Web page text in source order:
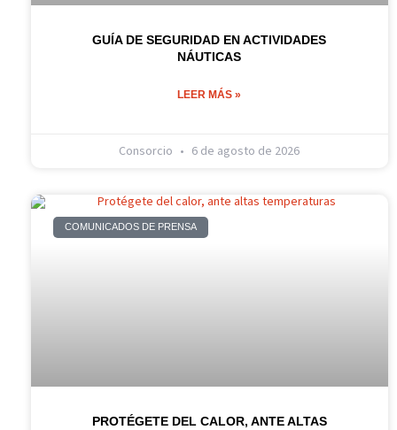
GUÍA DE SEGURIDAD EN ACTIVIDADES
NÁUTICAS
LEER MÁS »
Consorcio 6 de agosto de 2026
COMUNICADOS DE PRENSA
PROTÉGETE DEL CALOR, ANTE ALTAS